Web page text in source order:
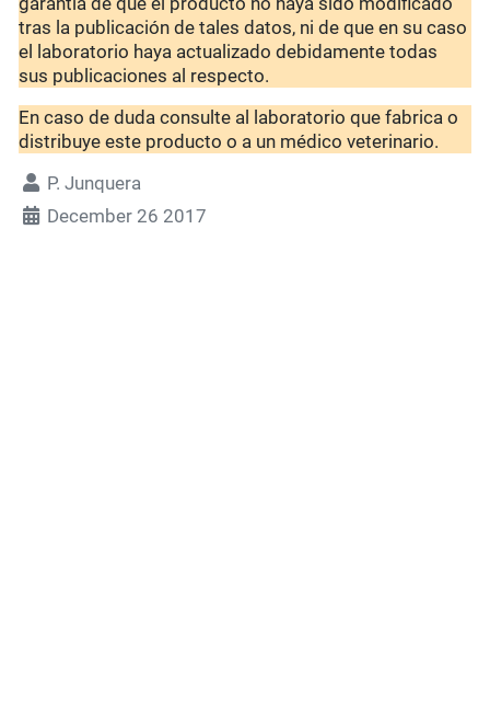
tras la publicación de tales datos, ni de que en su caso
el laboratorio haya actualizado debidamente todas
sus publicaciones al respecto.
En caso de duda consulte al laboratorio que fabrica o
distribuye este producto o a un médico veterinario.
P. Junquera
December 26 2017